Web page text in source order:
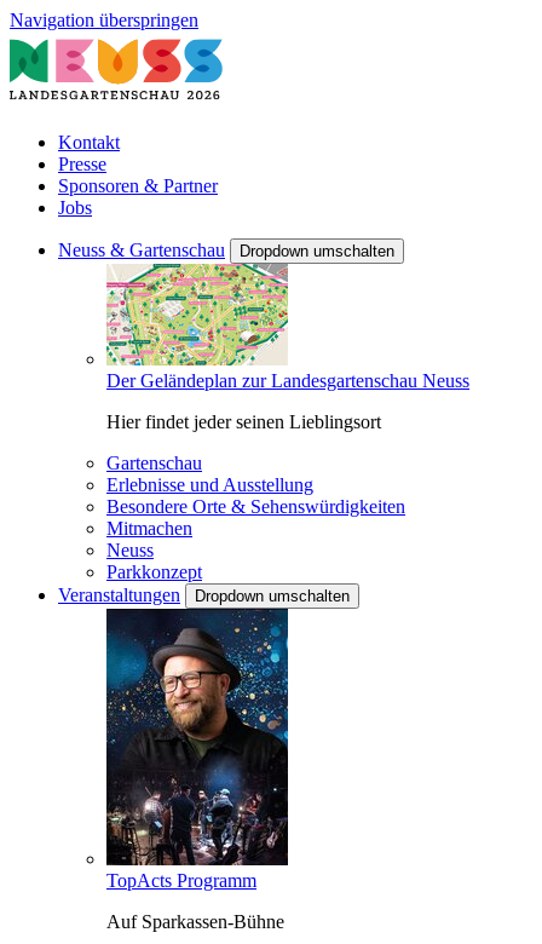
Navigation überspringen
Kontakt
Presse
Sponsoren & Partner
Jobs
Neuss & Gartenschau Dropdown umschalten
Der Geländeplan zur Landesgartenschau Neuss
Hier findet jeder seinen Lieblingsort
Gartenschau
Erlebnisse und Ausstellung
Besondere Orte & Sehenswürdigkeiten
Mitmachen
Neuss
Parkkonzept
Veranstaltungen
Dropdown umschalten
TopActs Programm
Auf Sparkassen-Bühne